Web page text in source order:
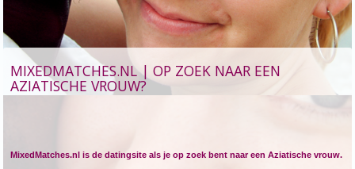
MIXEDMATCHES.NL | OP ZOEK NAAR EEN
AZIATISCHE VROUW?
MixedMatches.nl is de datingsite als je op zoek bent naar een Aziatische vrouw.